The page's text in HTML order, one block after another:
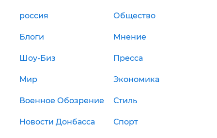
россия Общество
Блоги Мнение
Шоу-Биз Пресса
Мир Экономика
Военное Обозрение Стиль
Новости Донбасса Спорт